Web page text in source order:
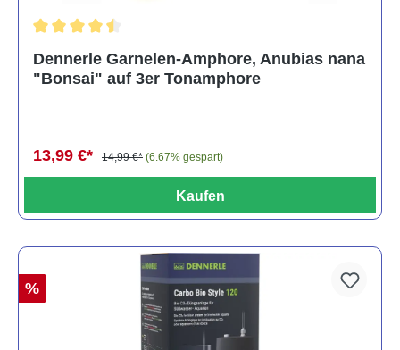
Dennerle Garnelen-Amphore, Anubias nana
"Bonsai" auf 3er Tonamphore
13,99 €* 14,99 €* (6.67% gespart)
Kaufen
%